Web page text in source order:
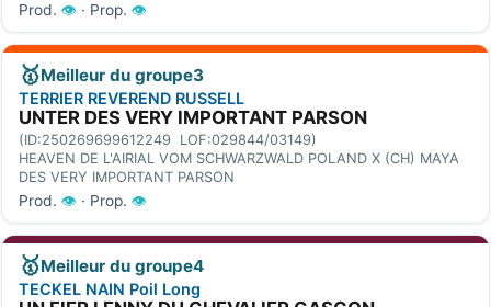
Prod. 👁 · Prop. 👁
🥇Meilleur du groupe3
TERRIER REVEREND RUSSELL
UNTER DES VERY IMPORTANT PARSON
(ID:250269699612249 LOF:029844/03149)
HEAVEN DE L'AIRIAL VOM SCHWARZWALD POLAND X (CH) MAYA
DES VERY IMPORTANT PARSON
Prod. 👁 · Prop. 👁
🥇Meilleur du groupe4
TECKEL NAIN Poil Long